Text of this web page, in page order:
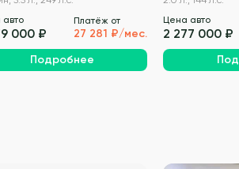
000 ₽
Платёж от
27 281 ₽/мес.
Подробнее
Цена авто
2 277 000 ₽